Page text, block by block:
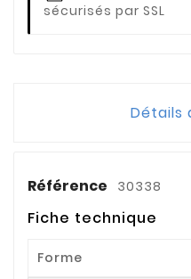
sécurisés par SSL
Détails
Référence 30338
Fiche technique
Forme